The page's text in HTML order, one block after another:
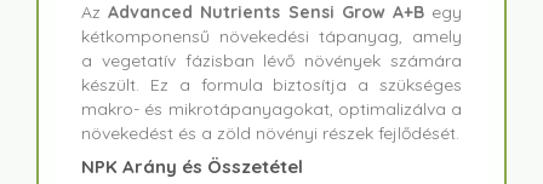
AzAdvanced Nutrients Sensi Grow A+Begy
kétkomponensű növekedési tápanyag, amely
a vegetatív fázisban lévő növények számára
készült. Ez a formula biztosítja a szükséges
makro- és mikrotápanyagokat, optimalizálva a
növekedést és a zöld növényi részek fejlődését.
NPK Arány és Összetétel